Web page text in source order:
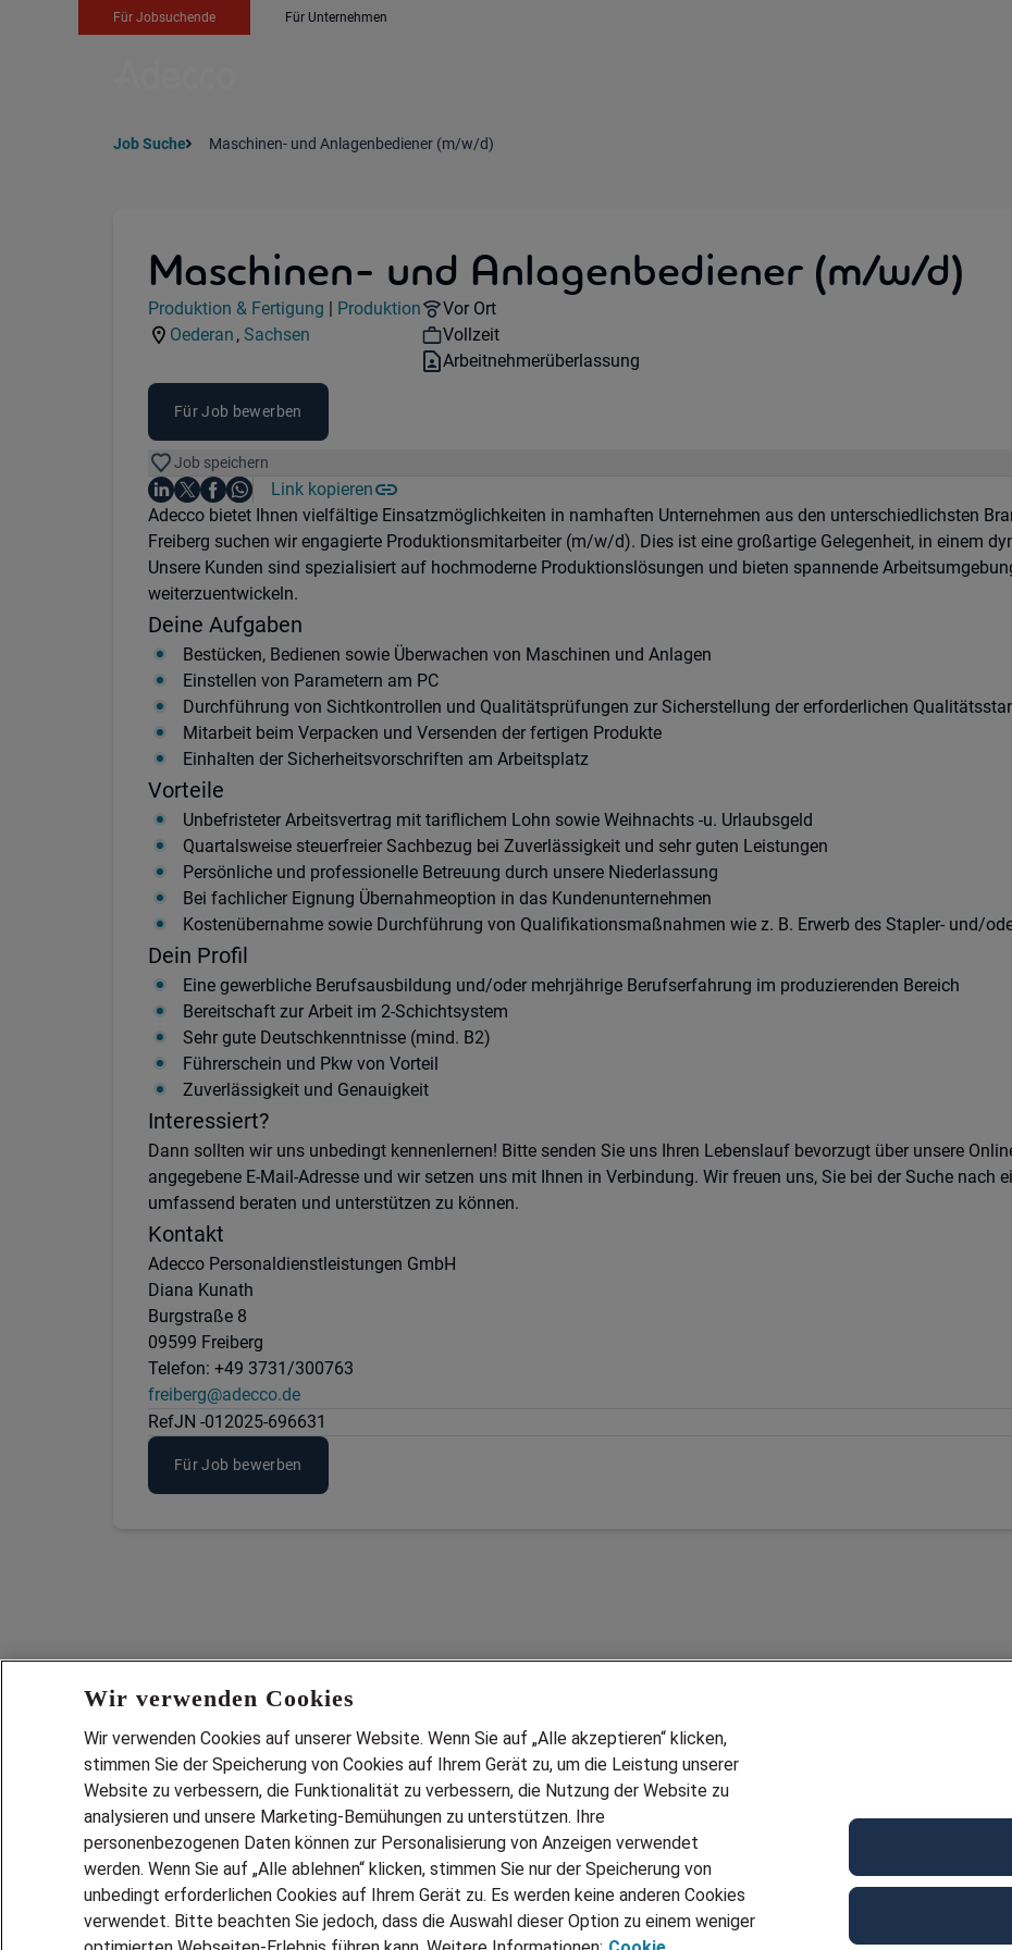
Für Jobsuchende Für Unternehmen
Job Suche Maschinen- und Anlagenbediener (m/w/d)
Maschinen- und Anlagenbediener (m/w/d)
Jobdetails
Kategorie:
Produktion & Fertigung |
Industry:
Produktion
Standorte:
Oederan ,
Region:
Sachsen
Remote Option:
Vor Ort
Workhours:
Vollzeit
Vertragsart:
Arbeitnehmerüberlassung
Für Job bewerben
Job speichern
Teile diesen Job
Auf LinkedIn teilen
Auf X teilen
Auf Facebook teilen
Auf WhatsApp teilen
Link kopieren
Einleitung
Adecco bietet Ihnen vielfältige Einsatzmöglichkeiten in namhaften Unternehmen aus den unterschiedlichsten
Freiberg suchen wir engagierte Produktionsmitarbeiter (m/w/d). Dies ist eine großartige Gelegenheit, in einem
Unsere Kunden sind spezialisiert auf hochmoderne Produktionslösungen und bieten spannende
weiterzuentwickeln.
Deine Aufgaben
Bestücken, Bedienen sowie Überwachen von Maschinen und Anlagen
Einstellen von Parametern am PC
Durchführung von Sichtkontrollen und Qualitätsprüfungen zur Sicherstellung der erforderlichen
Mitarbeit beim Verpacken und Versenden der fertigen Produkte
Einhalten der Sicherheitsvorschriften am Arbeitsplatz
Vorteile
Unbefristeter Arbeitsvertrag mit tariflichem Lohn sowie Weihnachts -u. Urlaubsgeld
Quartalsweise steuerfreier Sachbezug bei Zuverlässigkeit und sehr guten Leistungen
Persönliche und professionelle Betreuung durch unsere Niederlassung
Bei fachlicher Eignung Übernahmeoption in das Kundenunternehmen
Kostenübernahme sowie Durchführung von Qualifikationsmaßnahmen wie z. B. Erwerb des Stapler- und/
Dein Profil
Eine gewerbliche Berufsausbildung und/oder mehrjährige Berufserfahrung im produzierenden Bereich
Bereitschaft zur Arbeit im 2-Schichtsystem
Sehr gute Deutschkenntnisse (mind. B2)
Führerschein und Pkw von Vorteil
Zuverlässigkeit und Genauigkeit
Interessiert?
Dann sollten wir uns unbedingt kennenlernen! Bitte senden Sie uns Ihren Lebenslauf bevorzugt über unsere
angegebene E-Mail-Adresse und wir setzen uns mit Ihnen in Verbindung. Wir freuen uns, Sie bei der Suche nach
umfassend beraten und unterstützen zu können.
Kontakt
Adecco Personaldienstleistungen GmbH
Diana Kunath
Burgstraße 8
09599 Freiberg
Telefon: +49 3731/300763
freiberg@adecco.de
RefJN -012025-696631
Für Job bewerben
Services
JOBSUCHE
LEBENSLAUF GENERATOR
ZEITARBEIT
PERSONALVERMITTLUNG
PARTNERSHIP WITH AIRBUS
Wir verwenden Cookies
Wir verwenden Cookies auf unserer Website. Wenn Sie auf „Alle akzeptieren“ klicken,
stimmen Sie der Speicherung von Cookies auf Ihrem Gerät zu, um die Leistung unserer
Website zu verbessern, die Funktionalität zu verbessern, die Nutzung der Website zu
analysieren und unsere Marketing-Bemühungen zu unterstützen. Ihre
personenbezogenen Daten können zur Personalisierung von Anzeigen verwendet
werden. Wenn Sie auf „Alle ablehnen“ klicken, stimmen Sie nur der Speicherung von
unbedingt erforderlichen Cookies auf Ihrem Gerät zu. Es werden keine anderen Cookies
verwendet. Bitte beachten Sie jedoch, dass die Auswahl dieser Option zu einem weniger